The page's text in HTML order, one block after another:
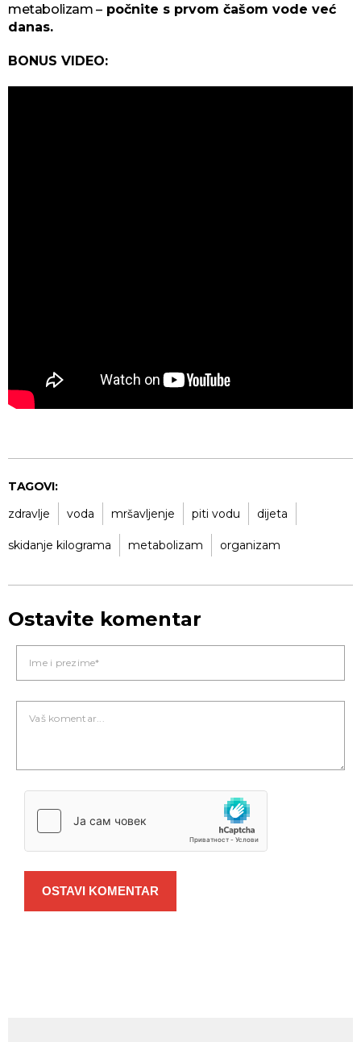
metabolizam –počnite s prvom čašom vode već
danas.
BONUS VIDEO:
TAGOVI:
zdravlje
voda mršavljenje piti vodu dijeta
skidanje kilograma metabolizam organizam
Ostavite komentar
OSTAVI KOMENTAR